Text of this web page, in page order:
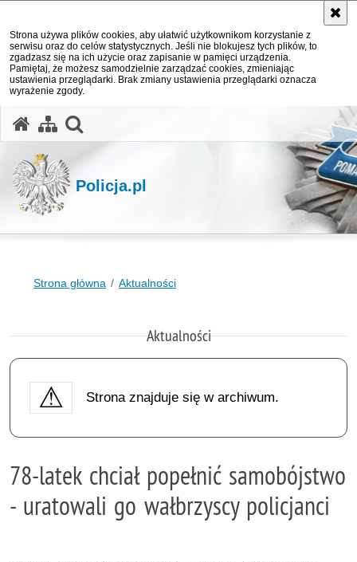
Strona używa plików cookies, aby ułatwić użytkownikom korzystanie z
serwisu oraz do celów statystycznych. Jeśli nie blokujesz tych plików, to
zgadzasz się na ich użycie oraz zapisanie w pamięci urządzenia.
Pamiętaj, że możesz samodzielnie zarządzać cookies, zmieniając
ustawienia przeglądarki. Brak zmiany ustawienia przeglądarki oznacza
wyrażenie zgody.
Policja.pl
Strona główna Aktualności
Aktualności
Strona znajduje się w archiwum.
78-latek chciał popełnić samobójstwo
- uratowali go wałbrzyscy policjanci